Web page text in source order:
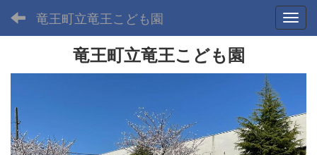
竜王町立竜王こども園
竜王町立竜王こども園